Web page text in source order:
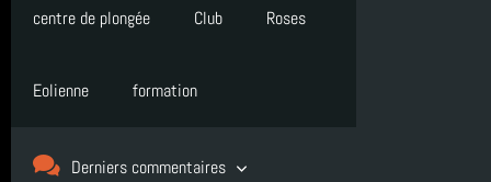
centre de plongée Club Roses
Eolienne formation
Derniers commentaires